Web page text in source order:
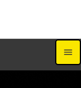
menu